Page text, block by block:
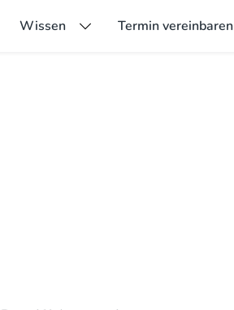
Wissen Termin vereinbaren